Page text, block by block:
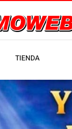
TIENDA